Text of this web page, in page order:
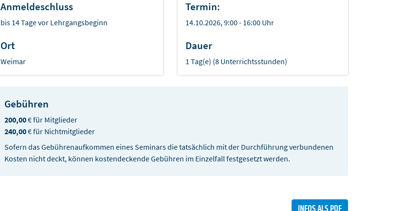
Anmeldeschluss
bis 14 Tage vor Lehrgangsbeginn
Ort
Weimar
Termin:
14.10.2026, 9:00 - 16:00 Uhr
Dauer
1 Tag(e) (8 Unterrichtsstunden)
Gebühren
200,00€ für Mitglieder
240,00€ für Nichtmitglieder
Sofern das Gebührenaufkommen eines Seminars die tatsächlich mit der Durchführung verbundenen
Kosten nicht deckt, können kostendeckende Gebühren im Einzelfall festgesetzt werden.